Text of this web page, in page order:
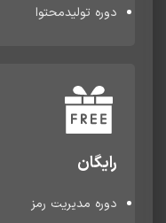
دوره تولیدمحتوا
رایگان
دوره مدیریت رمز